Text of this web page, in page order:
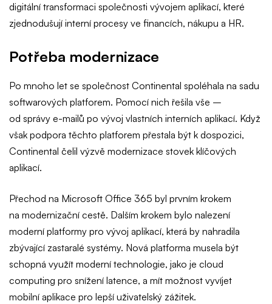
digitální transformaci společnosti vývojem aplikací, které
zjednodušují interní procesy ve financích, nákupu a HR.
Potřeba modernizace
Po mnoho let se společnost Continental spoléhala na sadu
softwarových platforem. Pomocí nich řešila vše –
od správy e-mailů po vývoj vlastních interních aplikací. Když
však podpora těchto platforem přestala být k dospozici,
Continental čelil výzvě modernizace stovek klíčových
aplikací.
Přechod na Microsoft Office 365 byl prvním krokem
na modernizační cestě. Dalším krokem bylo nalezení
moderní platformy pro vývoj aplikací, která by nahradila
zbývající zastaralé systémy. Nová platforma musela být
schopná využít moderní technologie, jako je cloud
computing pro snížení latence, a mít možnost vyvíjet
mobilní aplikace pro lepší uživatelský zážitek.